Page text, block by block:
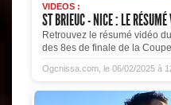
VIDEOS :
ST BRIEUC - NICE : LE RÉSUMÉ
Retrouvez le résumé vidéo
des 8es de finale de la
Ogcnissa.com, le 06/02/2025 à